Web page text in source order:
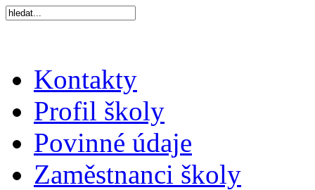
Kontakty
Profil školy
Povinné údaje
Zaměstnanci školy